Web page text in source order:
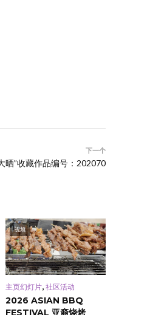
下一个
晒”收藏作品编号：202070
视频
主页幻灯片 社区活动
2026 ASIAN BBQ
FESTIVAL 亚裔烧烤